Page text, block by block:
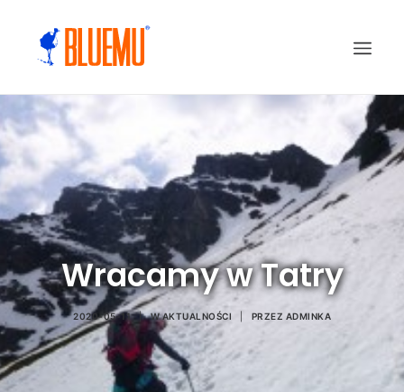
Wracamy w Tatry
2020-05-11 | WAKTUALNOŚCI PRZEZ ADMINKA